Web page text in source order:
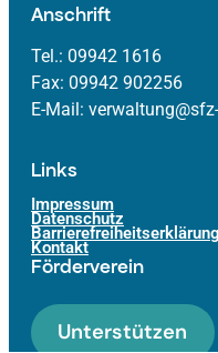
Anschrift
Tel.: 09942 1616
Fax: 09942 902256
E-Mail:
Links
Impressum
Datenschutz
Barrierefreiheitserklärung
Kontakt
Förderverein
Unterstützen